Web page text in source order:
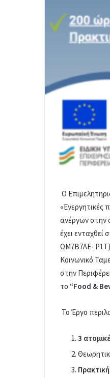
Ο
«Ενεργητικές
ανέργων στην
έχει ενταχθεί
ΩΜ7Β7ΛΕ- Ρ1Τ)
Κοινωνικό
στην
το “Food &
Το Έργο
3